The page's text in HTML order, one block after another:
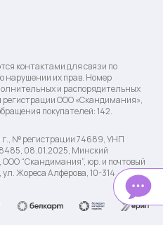
контактами для связи по
нарушении их прав. Номер
и распорядительных
регистрации ООО «Скандимания»,
покупателей: 142.
г., № регистрации 74689, УНП
08.01.2025, Минский
“Скандимания”, юр. и почтовый
Жореса Алфёрова, 10-314